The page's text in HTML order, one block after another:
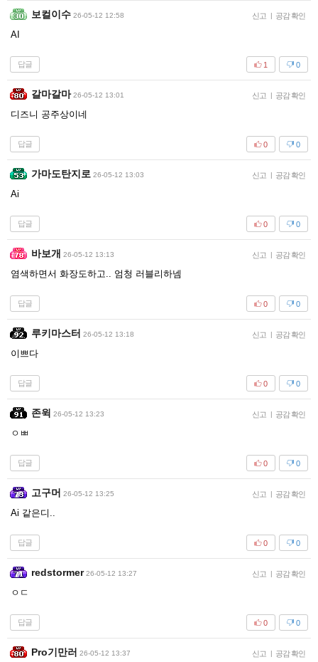
보컬이수 26-05-12 12:58 신고 | 공감 확인
AI
답글 0
1
갈마갈마 26-05-12 13:01 신고 | 공감 확인
디즈니 공주상이네
답글 0
0
가마도탄지로 26-05-12 13:03 신고 | 공감 확인
Ai
답글 0
0
바보개 26-05-12 13:13 신고 | 공감 확인
염색하면서 화장도하고.. 엄청 러블리하넴
답글 0
0
루키마스터 26-05-12 13:18 신고 | 공감 확인
이쁘다
답글 0
0
존윅 26-05-12 13:23 신고 | 공감 확인
ㅇㅃ
답글 0
0
고구머 26-05-12 13:25 신고 | 공감 확인
Ai 같은디..
답글 0
0
redstormer 26-05-12 13:27 신고 | 공감 확인
ㅇㄷ
답글 0
0
Pro기만러 26-05-12 13:37 신고 | 공감 확인